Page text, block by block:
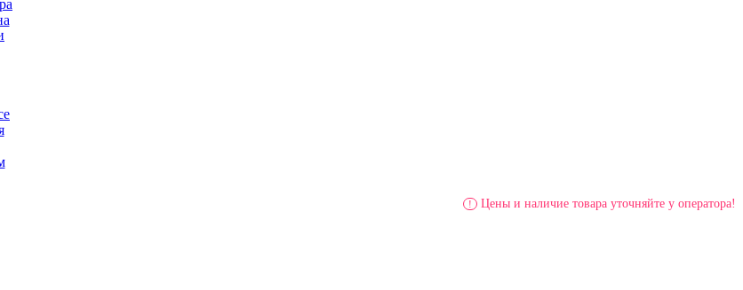
! Цены и наличие товара уточняйте у оператора!